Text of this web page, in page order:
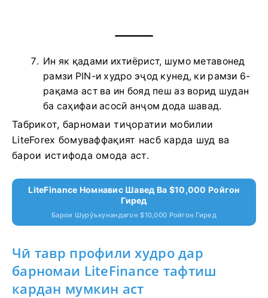
Ин як қадами ихтиёрист, шумо метавонед
рамзи PIN-и худро эҷод кунед, ки рамзи 6-
рақама аст ва ин бояд пеш аз ворид шудан
ба саҳифаи асосӣ анҷом дода шавад.
Табрикот, барномаи тиҷоратии мобилии
LiteForex бомуваффақият насб карда шуд ва
барои истифода омода аст.
LiteFinance Номнавис Шавед Ва $10,000 Ройгон
Гиред
Барои Шурӯъкунандагон $10,000 Ройгон Гиред
Чӣ тавр профили худро дар
барномаи LiteFinance тафтиш
кардан мумкин аст